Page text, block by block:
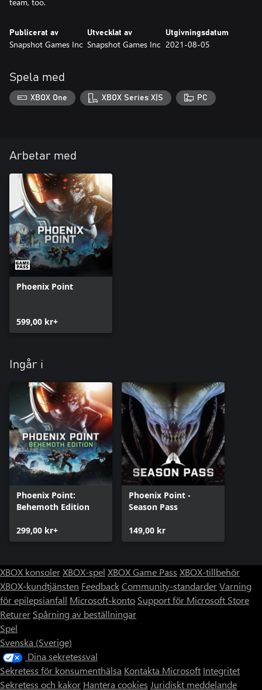
Publicerat av
Snapshot Games Inc
Utvecklat av
Snapshot Games Inc
Utgivningsdatum
2021-08-05
Spela med
XBOX One XBOX Series X|S PC
Arbetar med
Phoenix Point
599,00 kr+
Ingår i
Phoenix Point:
Behemoth Edition
299,00 kr+
Phoenix Point -
Season Pass
149,00 kr
XBOX konsolerXBOX-spel XBOX Game Pass XBOX-tillbehör
XBOX-kundtjänsten FeedbackCommunity-standarderVarning
för epilepsianfall Microsoft-konto Support för Microsoft Store
Returer Spårning av beställningar
Spel
Svenska (Sverige)
Dina sekretessval
Sekretess för konsumenthälsa Kontakta Microsoft Integritet
Sekretess och kakor Hantera cookies Juridiskt meddelande